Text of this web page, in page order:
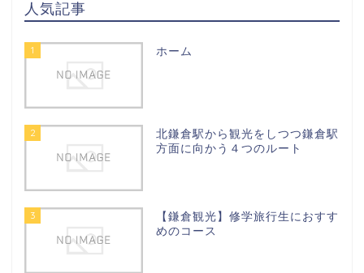
人気記事
1 ホーム
2
北鎌倉駅から観光をしつつ鎌倉駅
方面に向かう４つのルート
3
【鎌倉観光】修学旅行生におすす
めのコース